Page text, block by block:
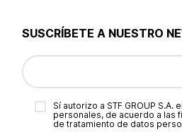
SUSCRÍBETE A NUESTRO
Sí autorizo a STF GROUP
personales, de acuerdo a las
de tratamiento de datos